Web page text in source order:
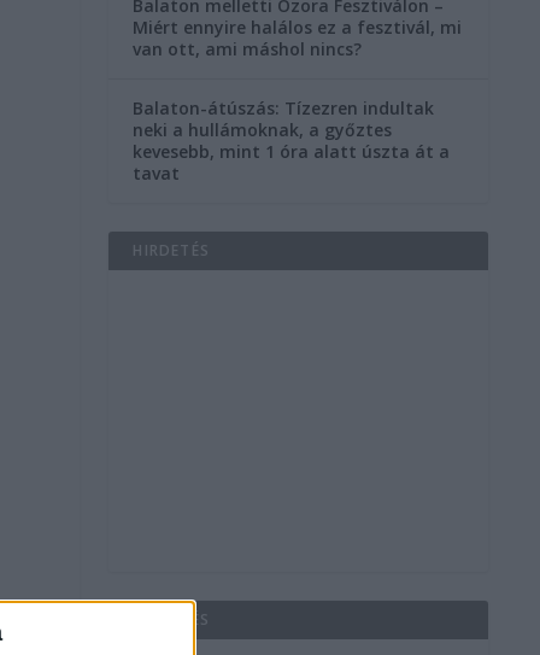
Balaton melletti Ozora Fesztiválon –
Miért ennyire halálos ez a fesztivál, mi
van ott, ami máshol nincs?
Balaton-átúszás: Tízezren indultak
neki a hullámoknak, a győztes
kevesebb, mint 1 óra alatt úszta át a
tavat
HIRDETÉS
HIRDETÉS